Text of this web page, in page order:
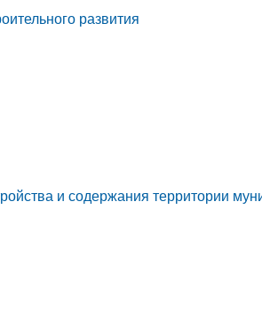
развития
и содержания территории